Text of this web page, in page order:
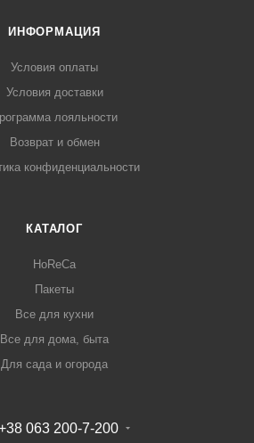
ИНФОРМАЦИЯ
Условия оплаты
Условия доставки
лояльности
Возврат и обмен
конфиденциальности
КАТАЛОГ
HoReCa
Пакеты
Все для кухни
Все для дома, быта
Для сада и огорода
063 200-7-200